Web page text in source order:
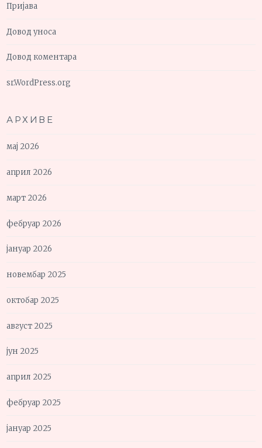
Пријава
Довод уноса
Довод коментара
sr.WordPress.org
АРХИВЕ
мај 2026
април 2026
март 2026
фебруар 2026
јануар 2026
новембар 2025
октобар 2025
август 2025
јун 2025
април 2025
фебруар 2025
јануар 2025